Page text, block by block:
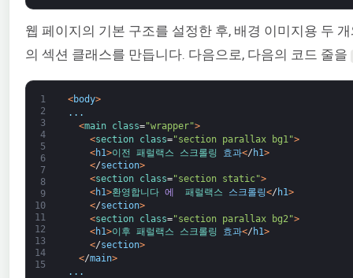
웹 페이지의 기본 구조를 설정한 후, 배경 이미지용 두
의 섹션 클래스를 만듭니다. 다음으로, 다음의 코드 줄을
1
2
3
4
5
6
7
8
9
10
11
12
13
14
15
<body>
. . .
<main class="wrapper">
<section class="section parallax bg1">
<h1>이전 패럴랙스 스크롤링 효과</ h1>
</section>
<section class="section static">
<h1>환영합니다 에 패럴랙스 스크롤링</ h1>
</section>
<section class="section parallax bg2">
<h1>이후 패럴랙스 스크롤링 효과</ h1>
</section>
</main>
. . .